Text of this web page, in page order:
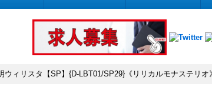
ウィリスタ【SP】{D-LBT01/SP29}《リリカルモナステリオ》